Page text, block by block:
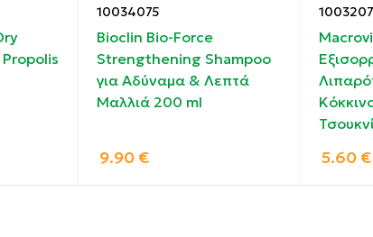
DISODIUM LAURETH SULFOSUCCINATE.
GLYCERIN*. LAURETH-3. PENTYLENE
(CHAMOMILLA RECUTITA FLOWER EXTRACT)*.
ACID. OLETH-10. POLYQUATERNIUM-22.
ingredients
10034075
Bioclin Bio-Force
Strengthening Shampoo
για Αδύναμα & Λεπτά
Μαλλιά 200 ml
9.90 € 5.60 €